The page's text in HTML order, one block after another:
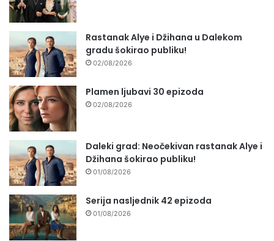
Rastanak Alye i Džihana u Dalekom
gradu šokirao publiku!
02/08/2026
Plamen ljubavi 30 epizoda
02/08/2026
Daleki grad: Neočekivan rastanak Alye i
Džihana šokirao publiku!
01/08/2026
Serija nasljednik 42 epizoda
01/08/2026